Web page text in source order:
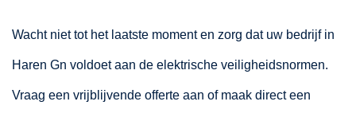
Wacht niet tot het laatste moment en zorg dat uw bedrijf in
Haren Gn voldoet aan de elektrische veiligheidsnormen.
Vraag een vrijblijvende offerte aan of maak direct een